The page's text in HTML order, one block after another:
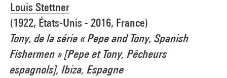
Louis Stettner
(1922, États-Unis - 2016, France)
Tony, de la série « Pepe and Tony, Spanish
Fishermen » [Pepe et Tony, Pêcheurs
espagnols], Ibiza, Espagne
Photo credits : Georges Meguerditchian - Centre Pompidou, MNAM-CCI
Image reference : 4N75020
Image presentation :GrandPalaisRmnPhoto